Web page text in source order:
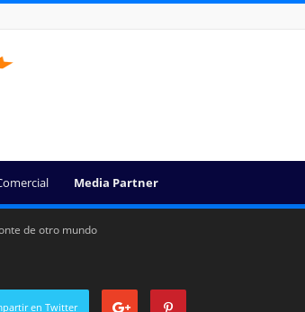
Media Partner
de otro mundo
en Twitter